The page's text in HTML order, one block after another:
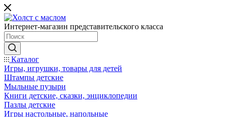
Интернет-магазин представительского класса
Каталог
Игры, игрушки, товары для детей
Штампы детские
Мыльные пузыри
Книги детские, сказки, энциклопедии
Пазлы детские
Игры настольные, напольные